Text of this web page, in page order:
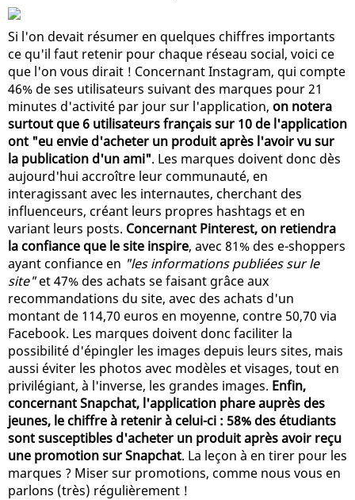
Si l'on devait résumer en quelques chiffres importants
ce qu'il faut retenir pour chaque réseau social, voici ce
que l'on vous dirait ! Concernant Instagram, qui compte
46% de ses utilisateurs suivant des marques pour 21
minutes d'activité par jour sur l'application, on notera
surtout que 6 utilisateurs français sur 10 de l'application
ont "eu envie d'acheter un produit après l'avoir vu sur
la publication d'un ami". Les marques doivent donc dès
aujourd'hui accroître leur communauté, en
interagissant avec les internautes, cherchant des
influenceurs, créant leurs propres hashtags et en
variant leurs posts. Concernant Pinterest, on retiendra
la confiance que le site inspire, avec 81% des e-shoppers
ayant confiance en "les informations publiées sur le
site"et 47% des achats se faisant grâce aux
recommandations du site, avec des achats d'un
montant de 114,70 euros en moyenne, contre 50,70 via
Facebook. Les marques doivent donc faciliter la
possibilité d'épingler les images depuis leurs sites, mais
aussi éviter les photos avec modèles et visages, tout en
privilégiant, à l'inverse, les grandes images. Enfin,
concernant Snapchat, l'application phare auprès des
jeunes, le chiffre à retenir à celui-ci : 58% des étudiants
sont susceptibles d'acheter un produit après avoir reçu
une promotion sur Snapchat. La leçon à en tirer pour les
marques ? Miser sur promotions, comme nous vous en
parlons (très) régulièrement !